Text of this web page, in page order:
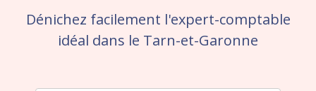
Dénichez facilement l'expert-comptable
idéal dans le Tarn-et-Garonne